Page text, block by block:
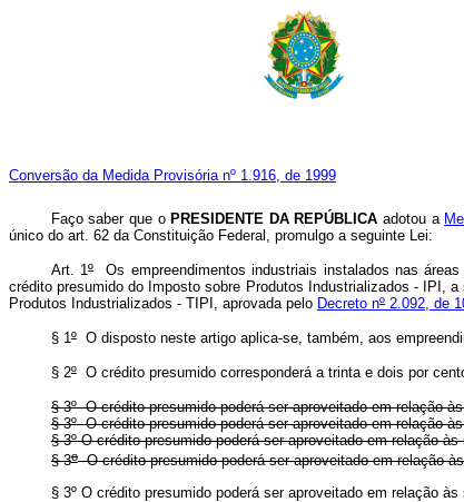
Conversão da Medida Provisória nº 1.916, de 1999
Faço saber que o PRESIDENTE DA REPÚBLICA adotou a
único do art. 62 da Constituição Federal, promulgo a seguinte Lei:
Art. 1ºOs empreendimentos industriais instalados nas áreas
crédito presumido do Imposto sobre Produtos Industrializados - IPI,
Produtos Industrializados - TIPI, aprovada pelo Decreto nº 2.092, de
§ 1ºO disposto neste artigo aplica-se, também, aos
§ 2ºO crédito presumido corresponderá a trinta e dois por
§ 3º O crédito presumido poderá ser aproveitado em relação
§ 3ºO crédito presumido poderá ser aproveitado em
§ 3º O crédito presumido poderá ser aproveitado em relação
§ 3oO crédito presumido poderá ser aproveitado em relação
§ 3º O crédito presumido poderá ser aproveitado em relação